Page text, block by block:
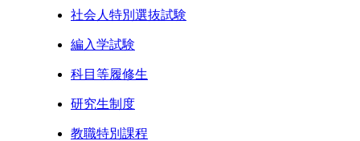
社会人特別選抜試験
編入学試験
科目等履修生
研究生制度
教職特別課程